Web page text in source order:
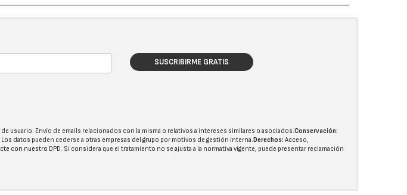
SUSCRIBIRME GRATIS
usuario. Envío de emails relacionados con la misma o relativos a intereses similares o asociados.Conservación:
Los datos pueden cederse a otras empresas del grupo por motivos de gestión interna.Derechos: Acceso,
con nuestro DPD. Si considera que el tratamiento no se ajusta a la normativa vigente, puede presentar reclamación